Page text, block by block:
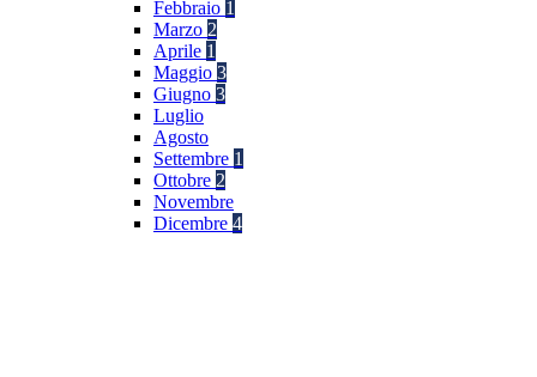
Febbraio 1
Marzo 2
Aprile 1
Maggio 3
Giugno 3
Luglio
Agosto
Settembre 1
Ottobre 2
Novembre
Dicembre 4